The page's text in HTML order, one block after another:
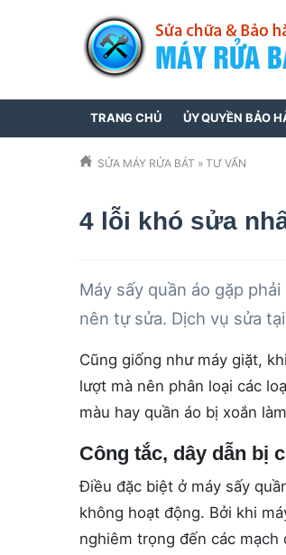
TRANG CHỦ ỦY QUYỀN BẢO
SỬA MÁY RỬA BÁT » TƯ VẤN
4 lỗi khó sửa
Máy sấy quần áo gặp
nên tự sửa. Dịch vụ sửa
Cũng giống như máy giặt,
lượt mà nên phân loại các
màu hay quần áo bị xoắn
Công tắc, dây dẫn bị
Điều đặc biệt ở máy sấy
không hoạt động. Bởi khi
nghiêm trọng đến các mạch